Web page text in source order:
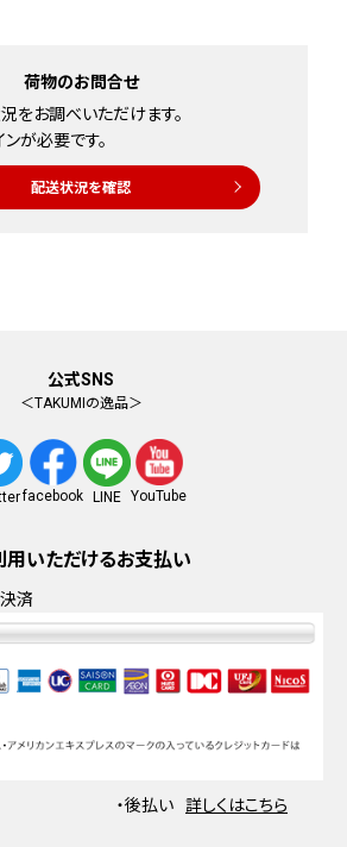
荷物のお問合せ
をお調べいただけます。
が必要です。
配送状況を確認
公式SNS
＜TAKUMIの逸品＞
facebook LINE YouTube
用いただけるお支払い
決済
・後払い 詳しくはこちら